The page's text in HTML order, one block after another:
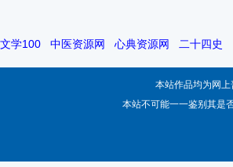
文学100 中医资源网 心典资源网 二十四史
本站作品均为网
本站不可能一一鉴别其是